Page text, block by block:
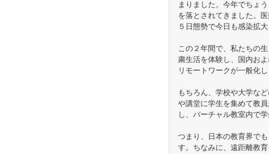
まりました。今年でちょ
を落とされてきました。
５日態勢で今日も感染拡
この２年間で、私たちの
粛生活を体験し、国内お
リモートワークが一般化
もちろん、学校や大学な
や講堂に学生を集めて教
し、バーチャル教室内で
つまり、日本の教育界で
す。ちなみに、遠距離教